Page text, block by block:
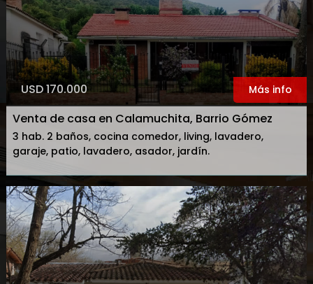
Más info
USD 170.000
Venta de casa en Calamuchita, Barrio Gómez
3 hab. 2 baños, cocina comedor, living, lavadero,
garaje, patio, lavadero, asador, jardín.